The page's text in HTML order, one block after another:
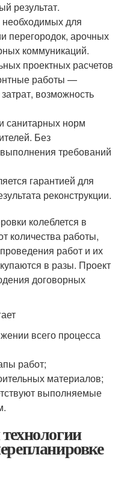
результат.
необходимых для
перегородок, арочных
коммуникаций.
проектных расчетов
работы —
возможность
санитарных норм
Без
требований
гарантией для
реконструкции.
колеблется в
количества работы,
работ и их
в разы. Проект
договорных
всего процесса
работ;
материалов;
выполняемые